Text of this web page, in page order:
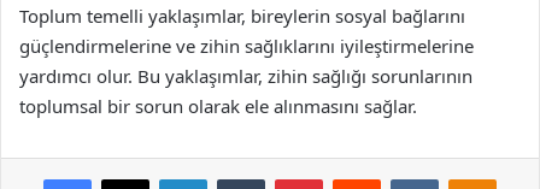
Toplum temelli yaklaşımlar, bireylerin sosyal bağlarını
güçlendirmelerine ve zihin sağlıklarını iyileştirmelerine
yardımcı olur. Bu yaklaşımlar, zihin sağlığı sorunlarının
toplumsal bir sorun olarak ele alınmasını sağlar.
Facebook
X LinkedInTumblr PinterestReddit VKontakte